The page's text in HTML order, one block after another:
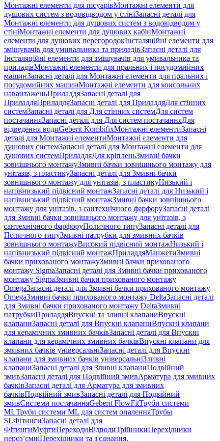
Монтажні елементи для пісуарівМонтажні елементи для
душових систем з водовідводом у стініЗапасні деталі для
Монтажні елементи для душових систем з водовідводом у
стініМонтажні елементи для душових кабінМонтажні
елементи для душових перегородокІнсталяційні елементи для
змішувачів для умивальника та приладівЗапасні деталі для
Інсталяційні елементи для змішувачів для умивальника та
приладівМонтажні елементи для пральних і посудомийних
машинЗапасні деталі для Монтажні елементи для пральних і
посудомийних машинМонтажні елементи для консольних
навантаженьПриладдяЗапасні деталі для
ПриладдяПриладдяЗапасні деталі для ПриладдяДля стінних
системЗапасні деталі для Для стінних системДля систем
постачанняЗапасні деталі для Для систем постачанняДля
відведення водиGeberit KombifixМонтажні елементиЗапасні
деталі для Монтажні елементиМонтажні елементи для
душових системЗапасні деталі для Монтажні елементи для
душових системПриладдяДля кріпленьЗмивні бачки
зовнішнього монтажуЗмивні бачки зовнішнього монтажу для
унітазів, з пластикуЗапасні деталі для Змивні бачки
зовнішнього монтажу для унітазів, з пластикуНизький і
напівнизький підвісний монтажЗапасні деталі для Низький і
напівнизький підвісний монтажЗмивні бачки зовнішнього
монтажу для унітазів, з сантехнічного фарфоруЗапасні деталі
для Змивні бачки зовнішнього монтажу для унітазів, з
сантехнічного фарфоруПоличного типуЗапасні деталі для
Поличного типуЗмивні патрубки для змивних бачків
зовнішнього монтажуВисокий підвісний монтажНизький і
напівнизький підвісний монтажПриладдяМанжетиЗмивні
бачки прихованого монтажуЗмивні бачки прихованого
монтажу SigmaЗапасні деталі для Змивні бачки прихованого
монтажу SigmaЗмивні бачки прихованого монтажу
OmegaЗапасні деталі для Змивні бачки прихованого монтажу
OmegaЗмивні бачки прихованого монтажу DeltaЗапасні деталі
для Змивні бачки прихованого монтажу DeltaЗмивні
патрубкиПриладдяВпускні та зливні клапаниВпускні
клапаниЗапасні деталі для Впускні клапаниВпускні клапани
для керамічних змивних бачківЗапасні деталі для Впускні
клапани для керамічних змивних бачківВпускні клапани для
змивних бачків універсальніЗапасні деталі для Впускні
клапани для змивних бачків універсальніЗливні
клапаниЗапасні деталі для Зливні клапаниПодвійний
змивЗапасні деталі для Подвійний змивАрматура для змивних
бачкiвЗапасні деталі для Арматура для змивних
бачкiвПодвійний змивЗапасні деталі для Подвійний
змивСистеми постачанняGeberit FlowFitТруби системи
MLТруби системи ML для систем опаленняТрубы
SLФітингиЗапасні деталі для
ФітингиМуфтиПереходиВідводиТрійникиПерехідники
нероз’ємніПерехідники та з'єднання,